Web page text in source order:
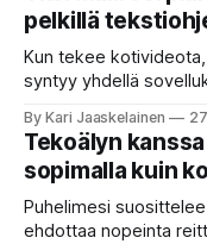
selaa arkistoja ja
etätyö tarkoittaa.
pelkillä
Kun tekee
syntyy yhdellä
erilaisia komentoja,
toistensa kanssa.
Vuosia on ajateltu,
on sanoja ja lauseita
By Kari Jaaskelainen
Tekoälyn
sopimalla kuin
Puhelimesi
ehdottaa nopeinta